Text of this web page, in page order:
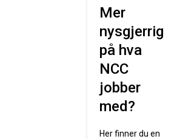
Mer
nysgjerrig
på hva
NCC
jobber
med?
Her finner du en